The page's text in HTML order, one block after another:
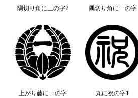
隅切り角に三の字2 隅切り角に一の字
上がり藤に一の字 丸に祝の字1